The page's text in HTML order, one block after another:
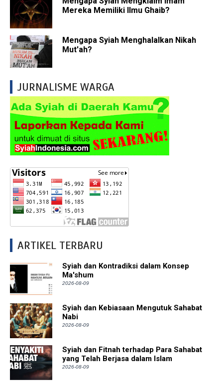
Mereka Memiliki Ilmu Ghaib?
Mengapa Syiah Menghalalkan Nikah
Mut'ah?
JURNALISME WARGA
ARTIKEL TERBARU
Syiah dan Kontradiksi dalam Konsep
Ma'shum
2026-08-09
Syiah dan Kebiasaan Mengutuk Sahabat
Nabi
2026-08-09
Syiah dan Fitnah terhadap Para Sahabat
yang Telah Berjasa dalam Islam
2026-08-09